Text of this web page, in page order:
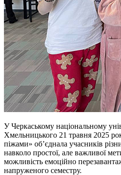
У Черкаському національному
Хмельницького 21 травня 2025
піжами» об’єднала учасників
навколо простої, але важливої
можливість емоційно
напруженого семестру.